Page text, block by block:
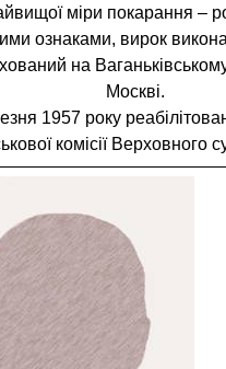
міри покарання –
ознаками, вирок
на
Москві.
1957 року
комісії Верховного